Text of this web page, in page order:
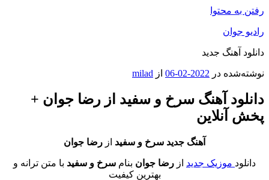
رفتن به محتوا
رادیو جوان
دانلود آهنگ جدید
نوشته‌شده در 2022-02-06 از milad
دانلود آهنگ سرخ و سفید از رضا جوان +
پخش آنلاین
آهنگ جدید سرخ و سفید از رضا جوان
دانلود موزیک جدید از رضا جوان بنام سرخ و سفید با متن ترانه و
بهترین کیفیت